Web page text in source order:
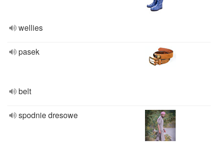
wellies
pasek
belt
spodnie dresowe